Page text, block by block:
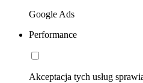
Google Ads
Performance
Akceptacja tych usług